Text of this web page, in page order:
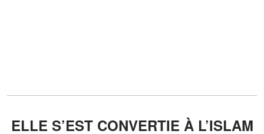
ELLE S’EST CONVERTIE À L’ISLAM